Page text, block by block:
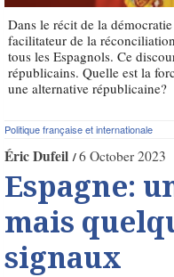
Dans le récit de la
facilitateur de la
tous les Espagnols. Ce
républicains. Quelle est la
une alternative républicaine?
Politique française et internationale
Éric Dufeil 6 October 2023
Espagne:
mais
signaux